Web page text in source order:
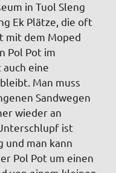
in Tuol Sleng
Ek Plätze, die oft
mit dem Moped
Pol Pot im
auch eine
Man muss
Sandwegen
wieder an
ist
und man kann
Pol Pot um einen